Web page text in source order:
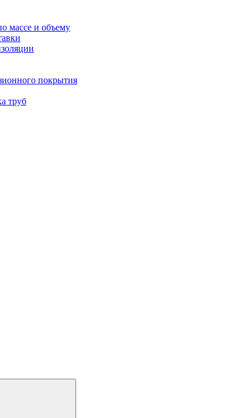
массе и объему
покрытия
труб